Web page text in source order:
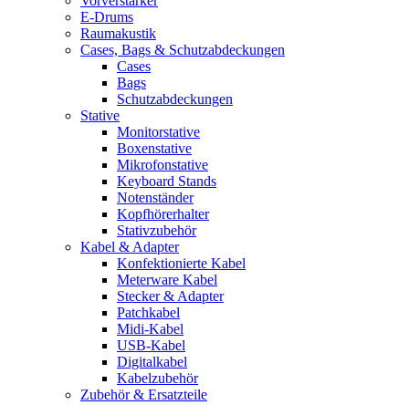
E-Drums
Raumakustik
Cases, Bags & Schutzabdeckungen
Cases
Bags
Schutzabdeckungen
Stative
Monitorstative
Boxenstative
Mikrofonstative
Keyboard Stands
Notenständer
Kopfhörerhalter
Stativzubehör
Kabel & Adapter
Konfektionierte Kabel
Meterware Kabel
Stecker & Adapter
Patchkabel
Midi-Kabel
USB-Kabel
Digitalkabel
Kabelzubehör
Zubehör & Ersatzteile